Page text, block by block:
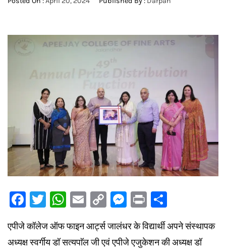
Facebook
Twitter
WhatsApp
Email
Copy
Link
Messenger
Print
एपीजे कॉलेज ऑफ फाइन आर्ट्स जालंधर के विद्यार्थी अपने संस्थापक
अध्यक्ष स्वर्गीय डॉ सत्यपाॅल जी एवं एपीजे एजुकेशन की अध्यक्ष डॉ